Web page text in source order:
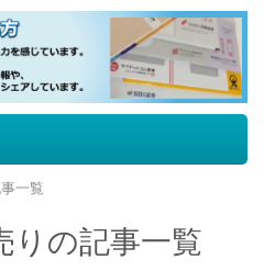
株）の買い方
一覧
りの記事一覧